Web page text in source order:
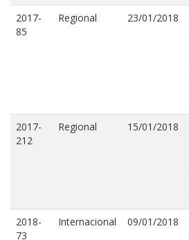
2017-
85
Regional 23/01/2018
2017-
212
Regional 15/01/2018
2018-
73
Internacional 09/01/2018